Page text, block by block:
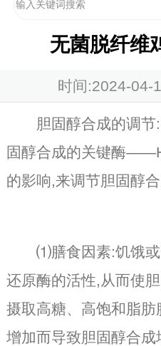
无菌脱纤维
时间:2024-
胆固醇合成的调节:
固醇合成的关键酶
的影响,来调节胆固醇
⑴膳食因素:饥饿或
还原酶的活性,从而使
摄取高糖、高饱和脂
增加而导致胆固醇合成